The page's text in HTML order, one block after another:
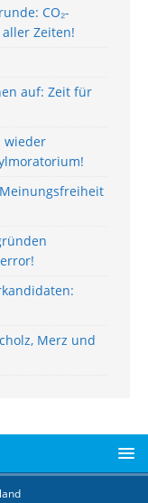
CO₂-
Zeiten!
auf: Zeit für
wieder
Merz und